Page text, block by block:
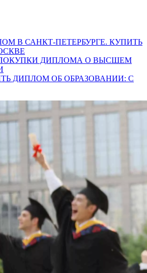
В САНКТ-ПЕТЕРБУРГЕ. КУПИТЬ
ДИПЛОМА О ВЫСШЕМ
ДИПЛОМ ОБ ОБРАЗОВАНИИ: С